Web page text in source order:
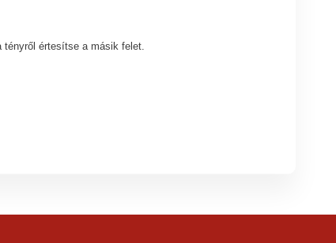
értesítse a másik felet.